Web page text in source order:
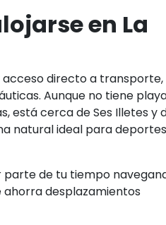
en La
acceso directo a transporte,
Aunque no tiene
está cerca de Ses Illetes y
natural ideal para deportes
parte de tu tiempo
desplazamientos